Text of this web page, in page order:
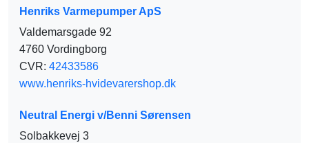
Henriks Varmepumper ApS
Valdemarsgade 92
4760 Vordingborg
CVR: 42433586
www.henriks-hvidevarershop.dk
Neutral Energi v/Benni Sørensen
Solbakkevej 3